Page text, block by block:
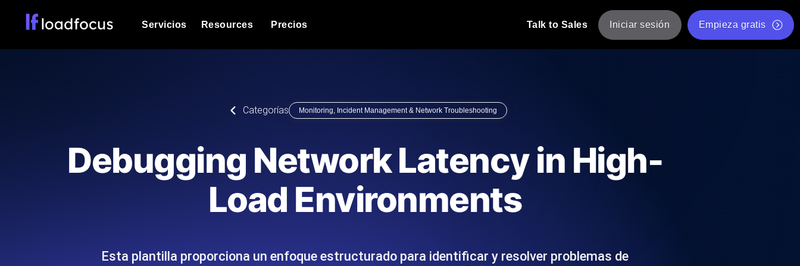
Servicios
ubicaciones cloud con análisis de IA.
tecnológico.
Load Testing Services
Load testing liderado por expertos: escribimos los scripts JMeter o k6,
los ejecutamos a escala y entregamos el informe.
Synthetic Monitoring
Sondas always-on de uptime y rendimiento desde 25+ ubicaciones.
Detecta caídas antes que tus usuarios.
Supervisión del rendimiento del sitio web Monitoree sus APIs
Resources
Documentación
Glosario
Explorar categorías de
glosario
Alternativas
Explorar categorías de
Blog de producto
Leer más en el blog
Leer más en el blog
Validador de scripts JMeter gratuito
Comprobador de estado de API
Comprobador de Core Web Vitals
Precios Talk to Sales Iniciar sesión Empieza gratis
Categorías Monitoring, Incident Management & Network Troubleshooting
Debugging Network Latency in High-
Load Environments
Esta plantilla proporciona un enfoque estructurado para identificar y resolver problemas de